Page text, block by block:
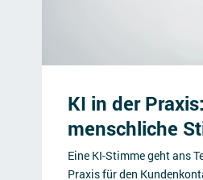
KI in der
menschliche
Eine KI-Stimme geht ans
Praxis für den